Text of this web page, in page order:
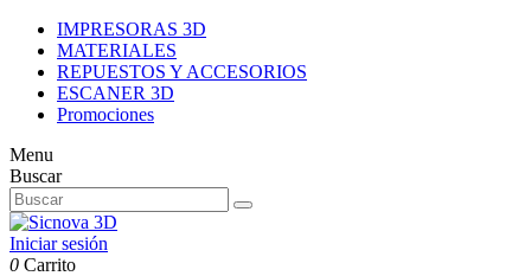
IMPRESORAS 3D
MATERIALES
REPUESTOS Y ACCESORIOS
ESCANER 3D
Promociones
Menu
Buscar
Iniciar sesión
0 Carrito